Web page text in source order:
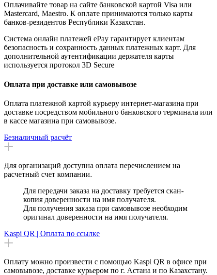
Оплачивайте товар на сайте банковской картой Visa или
Mastercard, Maestro. К оплате принимаются только карты
банков-резидентов Республики Казахстан.
Система онлайн платежей ePay гарантирует клиентам
безопасность и сохранность данных платежных карт. Для
дополнительной аутентификации держателя карты
используется протокол 3D Secure
Оплата при доставке или самовывозе
Оплата платежной картой курьеру интернет-магазина при
доставке посредством мобильного банковского терминала или
в кассе магазина при самовывозе.
Безналичный расчёт
Для организаций доступна оплата перечислением на
расчетный счет компании.
Для передачи заказа на доставку требуется скан-
копия доверенности на имя получателя.
Для получения заказа при самовывозе необходим
оригинал доверенности на имя получателя.
Kaspi QR | Оплата по ссылке
Оплату можно произвести с помощью Kaspi QR в офисе при
самовывозе, доставке курьером по г. Астана и по Казахстану.